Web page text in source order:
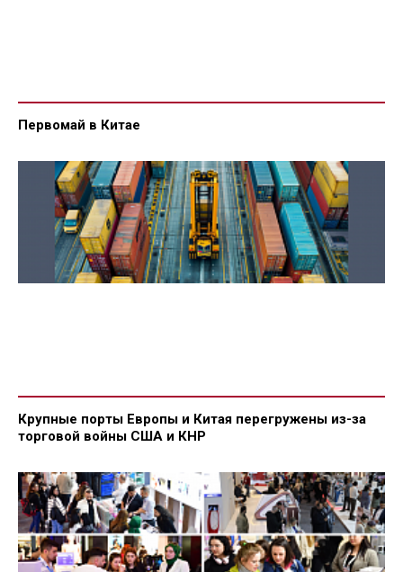
Первомай в Китае
Крупные порты Европы и Китая перегружены из-за
торговой войны США и КНР